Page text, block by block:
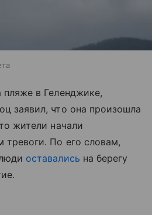
пляже в Геленджике,
заявил, что она произошла
жители начали
тревоги. По его словам,
оставались на берегу